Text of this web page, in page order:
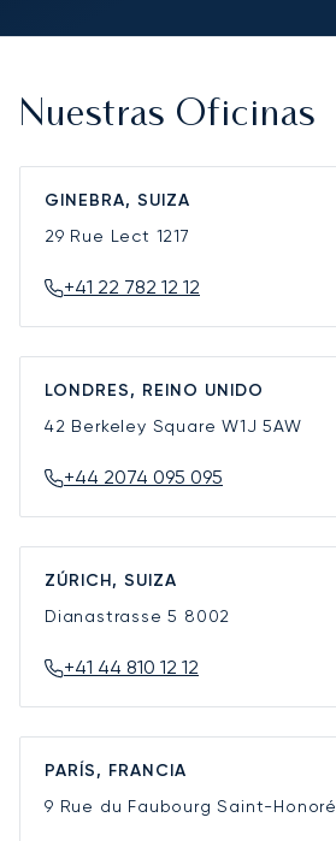
Nuestras Oficinas
GINEBRA, SUIZA
29 Rue Lect 1217
+41 22 782 12 12
LONDRES, REINO UNIDO
42 Berkeley SquareW1J 5AW
+44 2074 095 095
ZÚRICH, SUIZA
Dianastrasse 5 8002
+41 44 810 12 12
PARÍS, FRANCIA
9 Rue du Faubourg Saint-Honoré